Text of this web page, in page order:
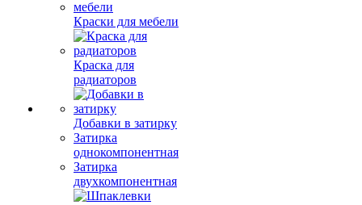
Краски для мебели
Краска для
радиаторов
Добавки в затирку
Затирка
однокомпонентная
Затирка
двухкомпонентная